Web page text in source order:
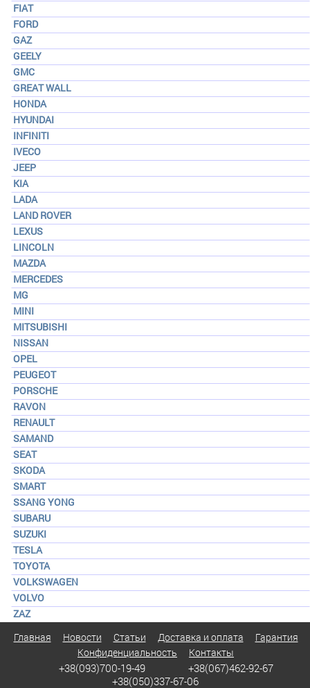
FIAT
FORD
GAZ
GEELY
GMC
GREAT WALL
HONDA
HYUNDAI
INFINITI
IVECO
JEEP
KIA
LADA
LAND ROVER
LEXUS
LINCOLN
MAZDA
MERCEDES
MG
MINI
MITSUBISHI
NISSAN
OPEL
PEUGEOT
PORSCHE
RAVON
RENAULT
SAMAND
SEAT
SKODA
SMART
SSANG YONG
SUBARU
SUZUKI
TESLA
TOYOTA
VOLKSWAGEN
VOLVO
ZAZ
Главная Новости Статьи Доставка и оплата
Гарантия
Конфиденциальность
Контакты
+38(093)700-19-49
+38(067)462-92-67
+38(050)337-67-06